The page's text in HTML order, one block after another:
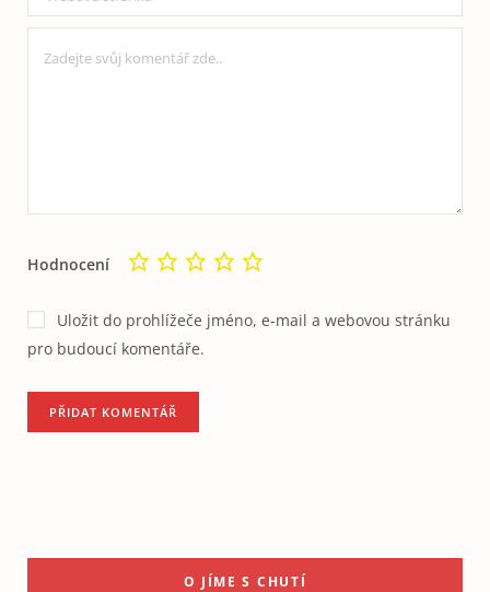
Hodnocení
Uložit do prohlížeče jméno, e-mail a webovou stránku
pro budoucí komentáře.
O JÍME S CHUTÍ